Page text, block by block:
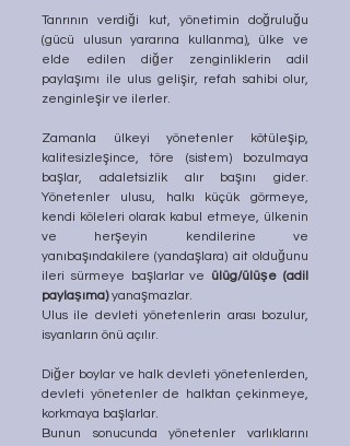
Tanrının verdiği kut, yönetimin doğruluğu
(gücü ulusun yararına kullanma), ülke ve
elde edilen diğer zenginliklerin adil
paylaşımı ile ulus gelişir, refah sahibi olur,
zenginleşir ve ilerler.
Zamanla ülkeyi yönetenler kötüleşip,
kalitesizleşince, töre (sistem) bozulmaya
başlar, adaletsizlik alır başını gider.
Yönetenler ulusu, halkı küçük görmeye,
kendi köleleri olarak kabul etmeye, ülkenin
ve herşeyin kendilerine ve
yanıbaşındakilere (yandaşlara) ait olduğunu
ileri sürmeye başlarlar ve ülüg/ülüşe (adil
paylaşıma) yanaşmazlar.
Ulus ile devleti yönetenlerin arası bozulur,
isyanların önü açılır.
Diğer boylar ve halk devleti yönetenlerden,
devleti yönetenler de halktan çekinmeye,
korkmaya başlarlar.
Bunun sonucunda yönetenler varlıklarını